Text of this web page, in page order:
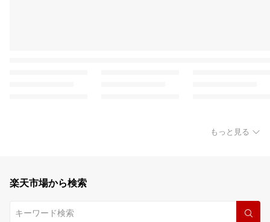
もっと見る
楽天市場から検索